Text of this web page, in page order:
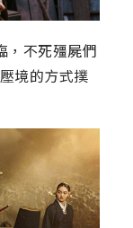
不死殭屍們
境的方式撲